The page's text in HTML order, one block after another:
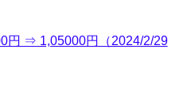
円 ⇒ 1,05000円（2024/2/29